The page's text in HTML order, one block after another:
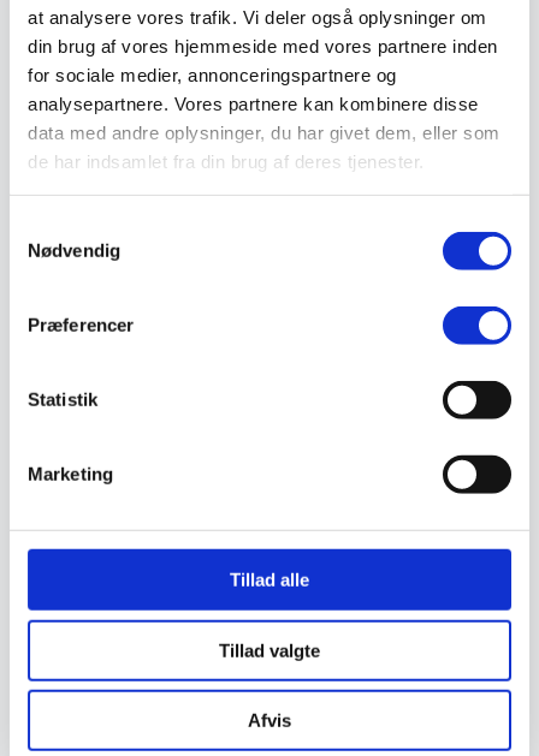
at analysere vores trafik. Vi deler også oplysninger om
din brug af vores hjemmeside med vores partnere inden
for sociale medier, annonceringspartnere og
analysepartnere. Vores partnere kan kombinere disse
data med andre oplysninger, du har givet dem, eller som
de har indsamlet fra din brug af deres tjenester.
Nødvendig
Præferencer
Statistik
Marketing
Tillad alle
Tillad valgte
Afvis
Hygiejne
Kemi håndtering
Plejeprodukter
Sikkerhedsfodtøj
Såler
Sandal
Sko
Støvlet
Skadedyrsbekæmpelse
Stiger
Sundhedsmiljø
Ozonmaskiner
Trafiksikkerhed
Trafikspejle
Vejbump
Vejmarkering